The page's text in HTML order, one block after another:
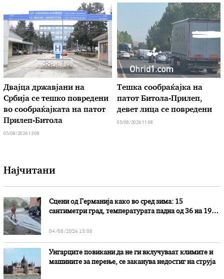
Двајца државјани на
Србија се тешко повредени
во сообраќајката на патот
Прилеп-Битола
05/08/2026 13:08
Тешка сообраќајка на
патот Битола-Прилеп,
девет лица се повредени
05/08/2026 11:08
Најчитани
Сцени од Германија како во сред зима: 15
сантиметри град, температурата падна од 36 на 19
04/08/2026 13:08
Унгарците повикани да не ги вклучуваат климите и
машините за перење, се заканува недостиг на струја